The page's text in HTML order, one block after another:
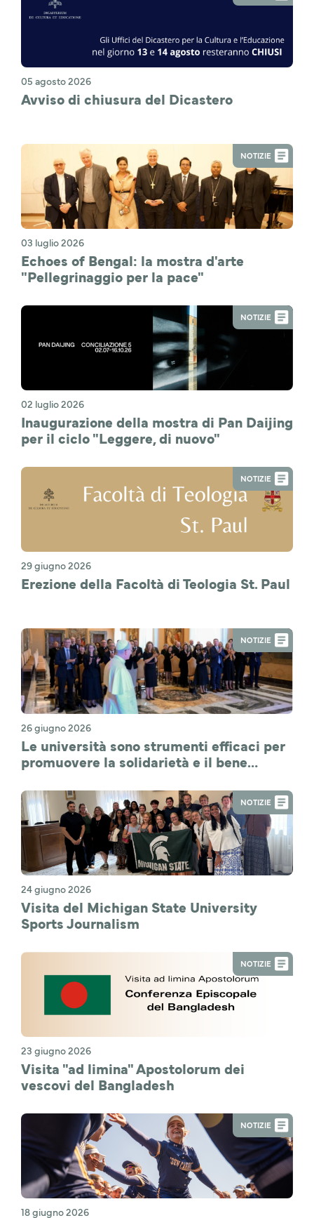
05 agosto 2026
Avviso di chiusura del Dicastero
NOTIZIE
03 luglio 2026
Echoes of Bengal: la mostra d'arte
"Pellegrinaggio per la pace"
NOTIZIE
02 luglio 2026
Inaugurazione della mostra di Pan Daijing
per il ciclo "Leggere, di nuovo"
NOTIZIE
29 giugno 2026
Erezione della Facoltà di Teologia St. Paul
NOTIZIE
26 giugno 2026
Le università sono strumenti efficaci per
promuovere la solidarietà e il bene
NOTIZIE
24 giugno 2026
Visita del Michigan State University
Sports Journalism
NOTIZIE
23 giugno 2026
Visita "ad limina" Apostolorum dei
vescovi del Bangladesh
NOTIZIE
18 giugno 2026